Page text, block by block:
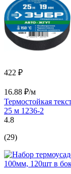
422 ₽
16.88 ₽/м
Термостойкая
25 м 1236-2
4.8
(29)